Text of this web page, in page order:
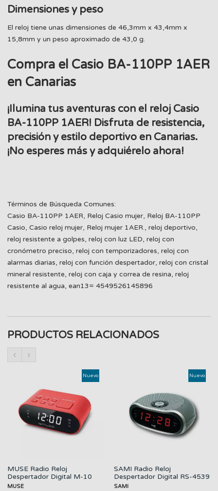
Dimensiones y peso
El reloj tiene unas dimensiones de 46,3mm x 43,4mm x
15,8mm y un peso aproximado de 43,0 g.
Compra el Casio BA-110PP 1AER
en Canarias
¡Ilumina tus aventuras con el reloj Casio
BA-110PP 1AER! Disfruta de resistencia,
precisión y estilo deportivo en Canarias.
¡No esperes más y adquiérelo ahora!
Términos de Búsqueda Comunes:
Casio BA-110PP 1AER, Reloj Casio mujer, Reloj BA-110PP
Casio, Casio reloj mujer, Reloj mujer 1AER., reloj deportivo,
reloj resistente a golpes, reloj con luz LED, reloj con
cronómetro preciso, reloj con temporizadores, reloj con
alarmas diarias, reloj con función despertador, reloj con cristal
mineral resistente, reloj con caja y correa de resina, reloj
resistente al agua, ean13= 4549526145896
PRODUCTOS RELACIONADOS
‹ ›
Nuevo
MUSE Radio Reloj
Despertador Digital M-10
Rojo Dual...
MUSE
Nuevo
SAMI Radio Reloj
Despertador Digital RS-4539
Plata Dual...
SAMI